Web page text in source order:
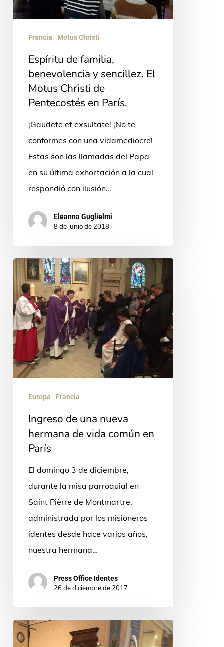
sencillez.
Motus
Christi
Pentecostés
Francia Motus Christi
Espíritu de familia,
benevolencia y sencillez. El
Motus Christi de
Pentecostés en París.
¡Gaudete et exsultate! ¡No te
conformes con una vidamediocre!
Estas son las llamadas del Papa
en su última exhortación a la cual
respondió con ilusión…
Eleanna Guglielmi
8 de junio de 2018
Ingreso
una
nueva
hermana
de
vida
común
Europa Francia
Ingreso de una nueva
hermana de vida común en
París
El domingo 3 de diciembre,
durante la misa parroquial en
Saint Pièrre de Montmartre,
administrada por los misioneros
identes desde hace varios años,
nuestra hermana…
Press Office Identes
26 de diciembre de 2017
Gran
alegría